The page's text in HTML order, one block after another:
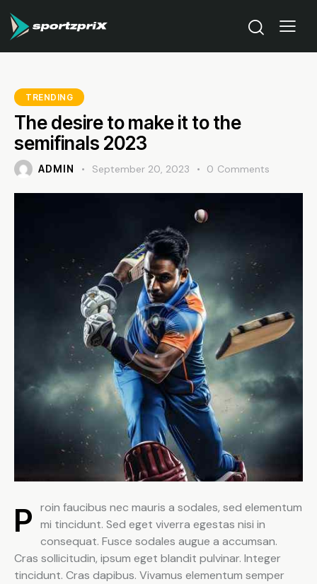
TRENDING
The desire to make it to the
semifinals 2023
ADMIN September 20, 2023 0 Comments
Proin faucibus nec mauris a sodales, sed elementum mi tincidunt. Sed eget viverra egestas nisi in
consequat. Fusce sodales augue a accumsan.
Cras sollicitudin, ipsum eget blandit pulvinar. Integer
tincidunt. Cras dapibus. Vivamus elementum semper